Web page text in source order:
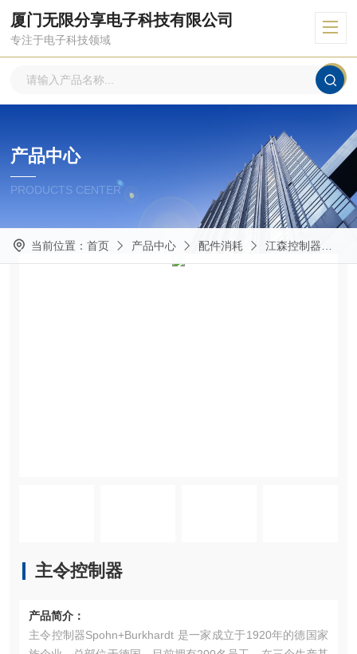
厦门无限分享电子科技有限公司
专注于电子科技领域
产品中心
PRODUCTS CENTER
当前位置： 首页 产品中心 配件消耗 江森控制器
主令控制器
产品简介：
主令控制器Spohn+Burkhardt 是一家成立于1920年的德国家